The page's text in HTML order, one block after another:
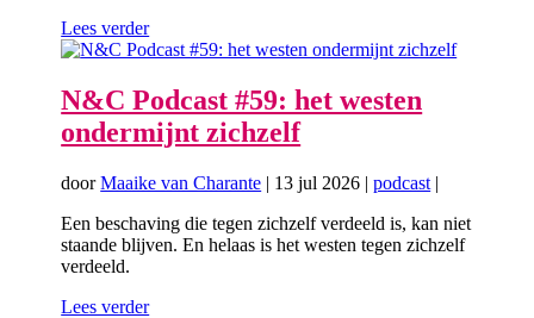
Lees verder
N&C Podcast #59: het westen
ondermijnt zichzelf
doorMaaike van Charante | 13 jul 2026 |podcast |
Een beschaving die tegen zichzelf verdeeld is, kan niet
staande blijven. En helaas is het westen tegen zichzelf
verdeeld.
Lees verder